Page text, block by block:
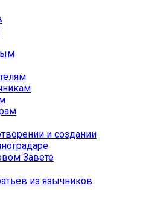
и создании
Завете
из язычников